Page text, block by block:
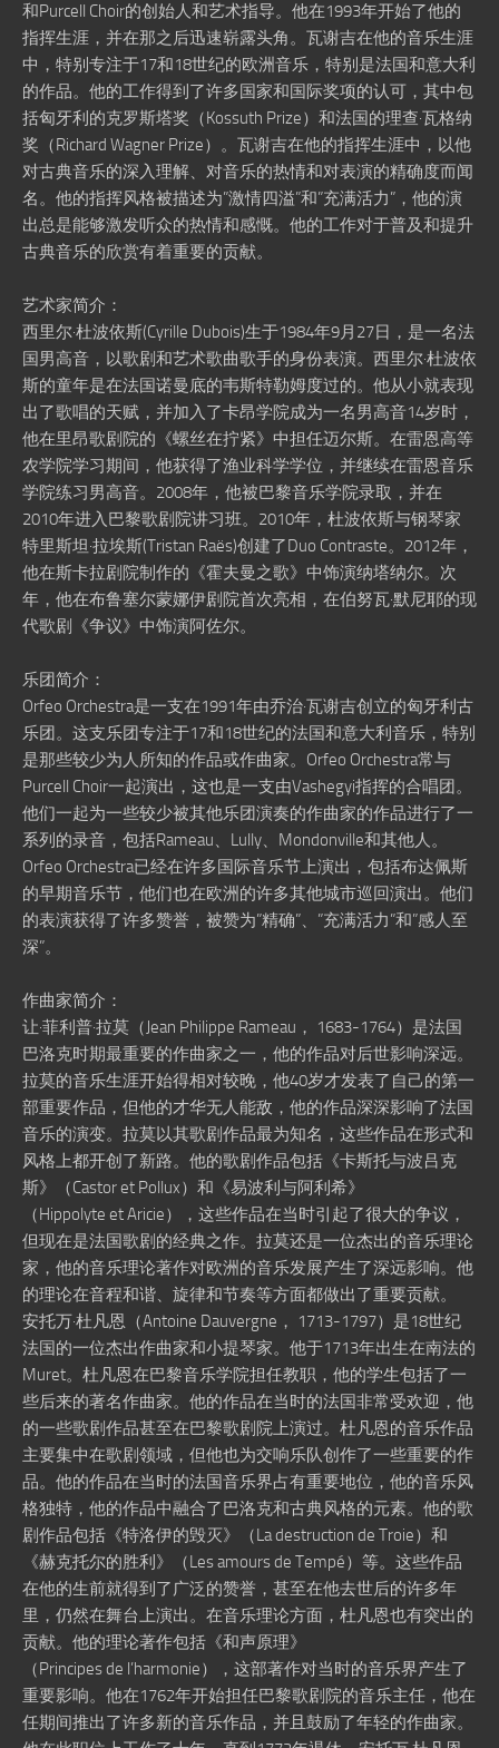
和Purcell Choir的创始人和艺术指导。他在1993年开始了他的
指挥生涯，并在那之后迅速崭露头角。瓦谢吉在他的音乐生涯
中，特别专注于17和18世纪的欧洲音乐，特别是法国和意大利
的作品。他的工作得到了许多国家和国际奖项的认可，其中包
括匈牙利的克罗斯塔奖（Kossuth Prize）和法国的理查·瓦格纳
奖（Richard Wagner Prize）。瓦谢吉在他的指挥生涯中，以他
对古典音乐的深入理解、对音乐的热情和对表演的精确度而闻
名。他的指挥风格被描述为”激情四溢”和”充满活力”，他的演
出总是能够激发听众的热情和感慨。他的工作对于普及和提升
古典音乐的欣赏有着重要的贡献。
艺术家简介：
西里尔·杜波依斯(Cyrille Dubois)生于1984年9月27日，是一名法
国男高音，以歌剧和艺术歌曲歌手的身份表演。西里尔·杜波依
斯的童年是在法国诺曼底的韦斯特勒姆度过的。他从小就表现
出了歌唱的天赋，并加入了卡昂学院成为一名男高音14岁时，
他在里昂歌剧院的《螺丝在拧紧》中担任迈尔斯。在雷恩高等
农学院学习期间，他获得了渔业科学学位，并继续在雷恩音乐
学院练习男高音。2008年，他被巴黎音乐学院录取，并在
2010年进入巴黎歌剧院讲习班。2010年，杜波依斯与钢琴家
特里斯坦·拉埃斯(Tristan Raës)创建了Duo Contraste。2012年，
他在斯卡拉剧院制作的《霍夫曼之歌》中饰演纳塔纳尔。次
年，他在布鲁塞尔蒙娜伊剧院首次亮相，在伯努瓦·默尼耶的现
代歌剧《争议》中饰演阿佐尔。
乐团简介：
Orfeo Orchestra是一支在1991年由乔治·瓦谢吉创立的匈牙利古
乐团。这支乐团专注于17和18世纪的法国和意大利音乐，特别
是那些较少为人所知的作品或作曲家。Orfeo Orchestra常与
Purcell Choir一起演出，这也是一支由Vashegyi指挥的合唱团。
他们一起为一些较少被其他乐团演奏的作曲家的作品进行了一
系列的录音，包括Rameau、Lully、Mondonville和其他人。
Orfeo Orchestra已经在许多国际音乐节上演出，包括布达佩斯
的早期音乐节，他们也在欧洲的许多其他城市巡回演出。他们
的表演获得了许多赞誉，被赞为”精确”、”充满活力”和”感人至
深”。
作曲家简介：
让·菲利普·拉莫（Jean Philippe Rameau， 1683-1764）是法国
巴洛克时期最重要的作曲家之一，他的作品对后世影响深远。
拉莫的音乐生涯开始得相对较晚，他40岁才发表了自己的第一
部重要作品，但他的才华无人能敌，他的作品深深影响了法国
音乐的演变。拉莫以其歌剧作品最为知名，这些作品在形式和
风格上都开创了新路。他的歌剧作品包括《卡斯托与波吕克
斯》（Castor et Pollux）和《易波利与阿利希》
（Hippolyte et Aricie），这些作品在当时引起了很大的争议，
但现在是法国歌剧的经典之作。拉莫还是一位杰出的音乐理论
家，他的音乐理论著作对欧洲的音乐发展产生了深远影响。他
的理论在音程和谐、旋律和节奏等方面都做出了重要贡献。
安托万·杜凡恩（Antoine Dauvergne， 1713-1797）是18世纪
法国的一位杰出作曲家和小提琴家。他于1713年出生在南法的
Muret。杜凡恩在巴黎音乐学院担任教职，他的学生包括了一
些后来的著名作曲家。他的作品在当时的法国非常受欢迎，他
的一些歌剧作品甚至在巴黎歌剧院上演过。杜凡恩的音乐作品
主要集中在歌剧领域，但他也为交响乐队创作了一些重要的作
品。他的作品在当时的法国音乐界占有重要地位，他的音乐风
格独特，他的作品中融合了巴洛克和古典风格的元素。他的歌
剧作品包括《特洛伊的毁灭》（La destruction de Troie）和
《赫克托尔的胜利》（Les amours de Tempé）等。这些作品
在他的生前就得到了广泛的赞誉，甚至在他去世后的许多年
里，仍然在舞台上演出。在音乐理论方面，杜凡恩也有突出的
贡献。他的理论著作包括《和声原理》
（Principes de l’harmonie），这部著作对当时的音乐界产生了
重要影响。他在1762年开始担任巴黎歌剧院的音乐主任，他在
任期间推出了许多新的音乐作品，并且鼓励了年轻的作曲家。